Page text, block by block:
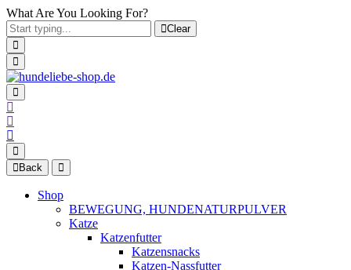
What Are You Looking For?
Clear
Back
Shop
BEWEGUNG, HUNDENATURPULVER
Katze
Katzenfutter
Katzensnacks
Katzen-Nassfutter